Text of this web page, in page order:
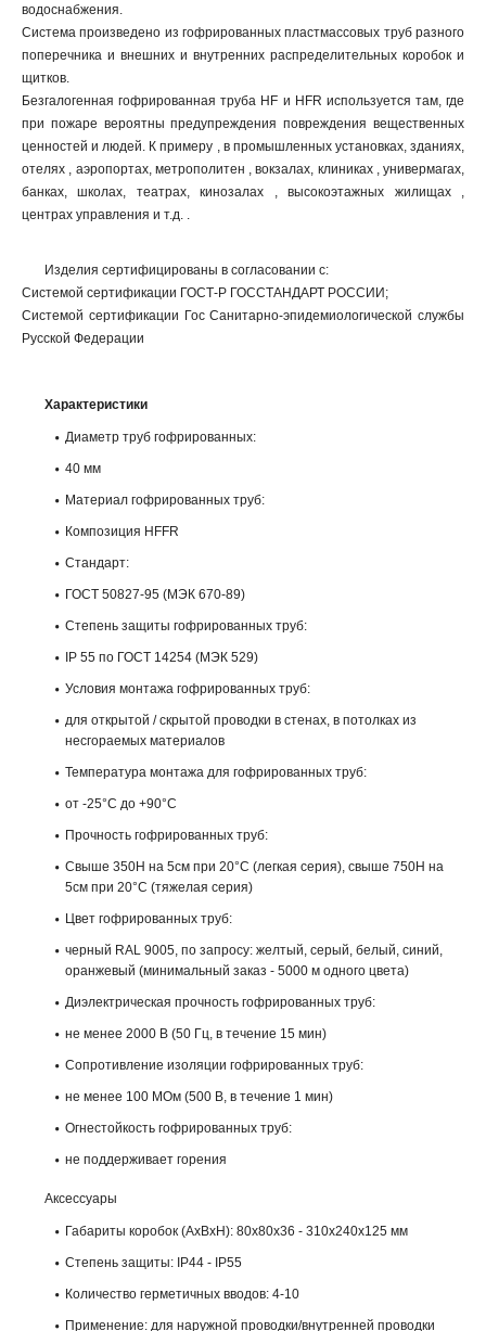
водоснабжения.
Система произведено из гофрированных пластмассовых труб разного
поперечника и внешних и внутренних распределительных коробок и
щитков.
Безгалогенная гофрированная труба HF и HFR используется там, где
при пожаре вероятны предупреждения повреждения вещественных
ценностей и людей. К примеру , в промышленных установках, зданиях,
отелях , аэропортах, метрополитен , вокзалах, клиниках , универмагах,
банках, школах, театрах, кинозалах , высокоэтажных жилищах ,
центрах управления и т.д. .
Изделия сертифицированы в согласовании с:
Системой сертификации ГОСТ-Р ГОССТАНДАРТ РОССИИ;
Системой сертификации Гос Санитарно-эпидемиологической службы
Русской Федерации
Характеристики
Диаметр труб гофрированных:
40 мм
Материал гофрированных труб:
Композиция HFFR
Стандарт:
ГОСТ 50827-95 (МЭК 670-89)
Степень защиты гофрированных труб:
IP 55 по ГОСТ 14254 (МЭК 529)
Условия монтажа гофрированных труб:
для открытой / скрытой проводки в стенах, в потолках из
несгораемых материалов
Температура монтажа для гофрированных труб:
от -25°С до +90°С
Прочность гофрированных труб:
Свыше 350Н на 5см при 20°С (легкая серия), свыше 750Н на
5см при 20°С (тяжелая серия)
Цвет гофрированных труб:
черный RAL 9005, по запросу: желтый, серый, белый, синий,
оранжевый (минимальный заказ - 5000 м одного цвета)
Диэлектрическая прочность гофрированных труб:
не менее 2000 В (50 Гц, в течение 15 мин)
Сопротивление изоляции гофрированных труб:
не менее 100 МОм (500 В, в течение 1 мин)
Огнестойкость гофрированных труб:
не поддерживает горения
Аксессуары
Габариты коробок (АхВхН): 80x80x36 - 310x240x125 мм
Степень защиты: IР44 - IР55
Количество герметичных вводов: 4-10
Применение: для наружной проводки/внутренней проводки